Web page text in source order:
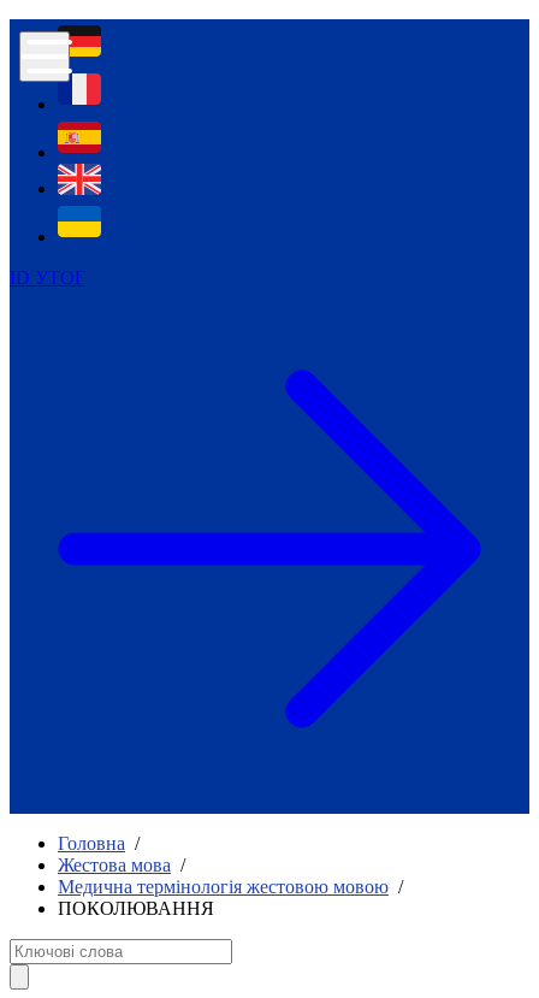
ID УТОГ
Контур психологічної безпеки глухих
Всеукраїнський пісенний
челендж «Україно, ти є!»
Молодіжний челендж «Жестова
мова для мене – це…»
Репортажі спеціальних та
інклюзивних начальних закладів
України
Як приклад стійкості спільноти
Говоримо коротко про наболіле
Міжнародний тиждень глухих людей
Всеукраїнський челендж «Молодь
співає»
жестову мову.
УТОГ»: прийом заявок 2023
Флешмоб «Історії успіхів, які надихають»
Переклад жестовою мовою
Діяльність УТОГ
Головна /
Жестова мова /
Медична термінологія жестовою мовою /
ПОКОЛЮВАННЯ